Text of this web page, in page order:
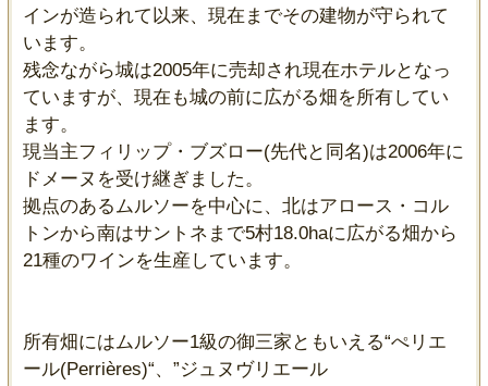
インが造られて以来、現在までその建物が守られて
います。
残念ながら城は2005年に売却され現在ホテルとなっ
ていますが、現在も城の前に広がる畑を所有してい
ます。
現当主フィリップ・ブズロー(先代と同名)は2006年に
ドメーヌを受け継ぎました。
拠点のあるムルソーを中心に、北はアロース・コル
トンから南はサントネまで5村18.0haに広がる畑から
21種のワインを生産しています。
所有畑にはムルソー1級の御三家ともいえる“ぺリエ
ール(Perrières)“、”ジュヌヴリエール